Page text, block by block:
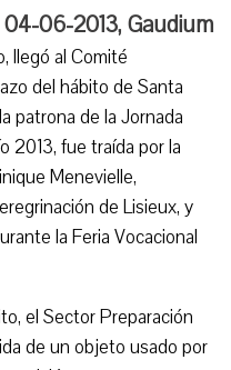
06-2013, Gaudium
llegó al Comité
del hábito de Santa
patrona de la Jornada
2013, fue traída por la
Menevielle,
de Lisieux, y
la Feria Vocacional
el Sector Preparación
de un objeto usado por